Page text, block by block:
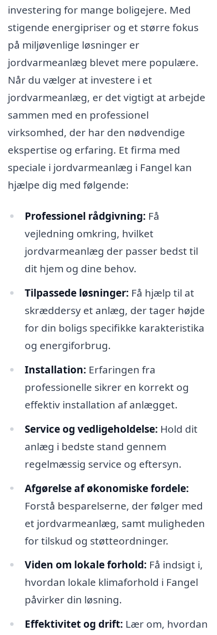
investering for mange boligejere. Med
stigende energipriser og et større fokus
på miljøvenlige løsninger er
jordvarmeanlæg blevet mere populære.
Når du vælger at investere i et
jordvarmeanlæg, er det vigtigt at arbejde
sammen med en professionel
virksomhed, der har den nødvendige
ekspertise og erfaring. Et firma med
speciale i jordvarmeanlæg i Fangel kan
hjælpe dig med følgende:
Professionel rådgivning: Få
vejledning omkring, hvilket
jordvarmeanlæg der passer bedst til
dit hjem og dine behov.
Tilpassede løsninger: Få hjælp til at
skræddersy et anlæg, der tager højde
for din boligs specifikke karakteristika
og energiforbrug.
Installation: Erfaringen fra
professionelle sikrer en korrekt og
effektiv installation af anlægget.
Service og vedligeholdelse: Hold dit
anlæg i bedste stand gennem
regelmæssig service og eftersyn.
Afgørelse af økonomiske fordele:
Forstå besparelserne, der følger med
et jordvarmeanlæg, samt muligheden
for tilskud og støtteordninger.
Viden om lokale forhold: Få indsigt i,
hvordan lokale klimaforhold i Fangel
påvirker din løsning.
Effektivitet og drift: Lær om, hvordan